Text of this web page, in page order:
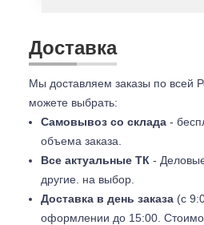
Доставка
Мы доставляем заказы по всей
можете выбрать:
Самовывоз со склада -
объема заказа.
Все актуальные ТК -
другие. на выбор.
Доставка в день заказа (с
оформлении до 15:00.